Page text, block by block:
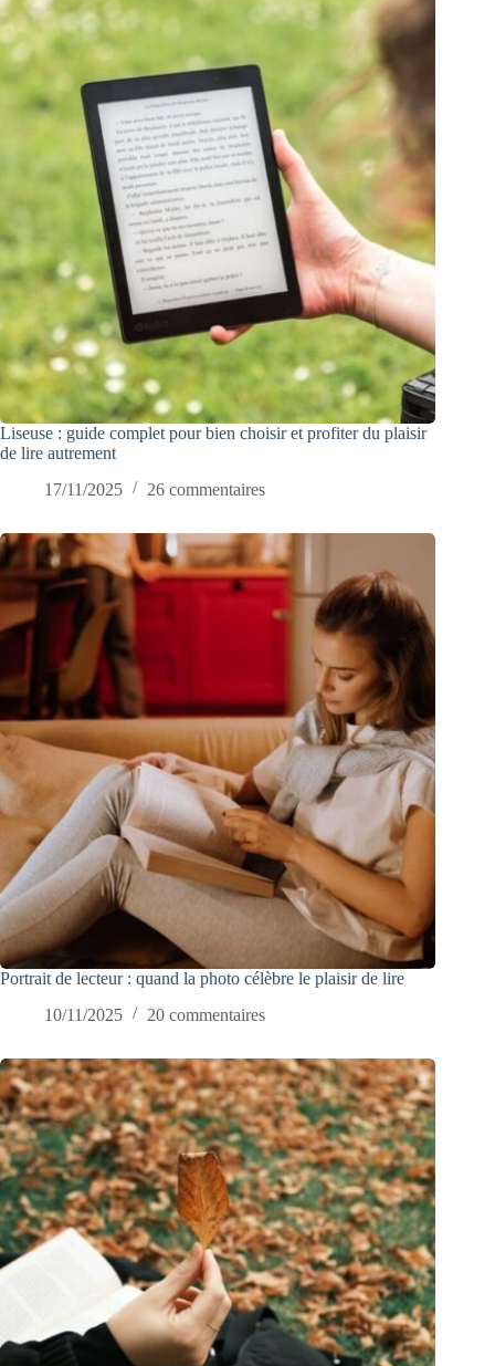
Liseuse : guide complet pour bien choisir et profiter du plaisir
de lire autrement
17/11/2025
26 commentaires
Portrait de lecteur : quand la photo célèbre le plaisir de lire
10/11/2025
20 commentaires